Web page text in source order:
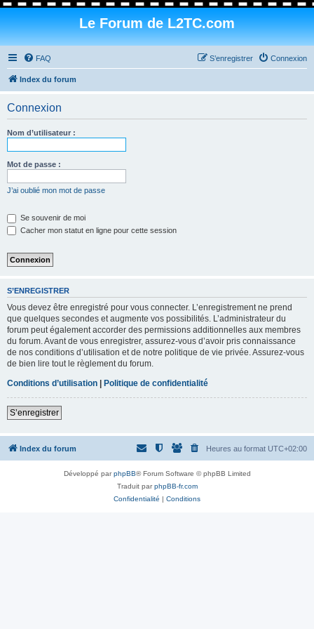
Le Forum de L2TC.com
FAQ Connexion
S’enregistrer
Index du forum
Connexion
Nom d’utilisateur :
Mot de passe :
J’ai oublié mon mot de passe
Se souvenir de moi
Cacher mon statut en ligne pour cette session
S’ENREGISTRER
Vous devez être enregistré pour vous connecter. L’enregistrement ne prend
que quelques secondes et augmente vos possibilités. L’administrateur du
forum peut également accorder des permissions additionnelles aux membres
du forum. Avant de vous enregistrer, assurez-vous d’avoir pris connaissance
de nos conditions d’utilisation et de notre politique de vie privée. Assurez-vous
de bien lire tout le règlement du forum.
Conditions d’utilisation | Politique de confidentialité
S’enregistrer
Index du forum Heures au format UTC+02:00
Développé parphpBB® Forum Software © phpBB Limited
Traduit parphpBB-fr.com
Confidentialité | Conditions